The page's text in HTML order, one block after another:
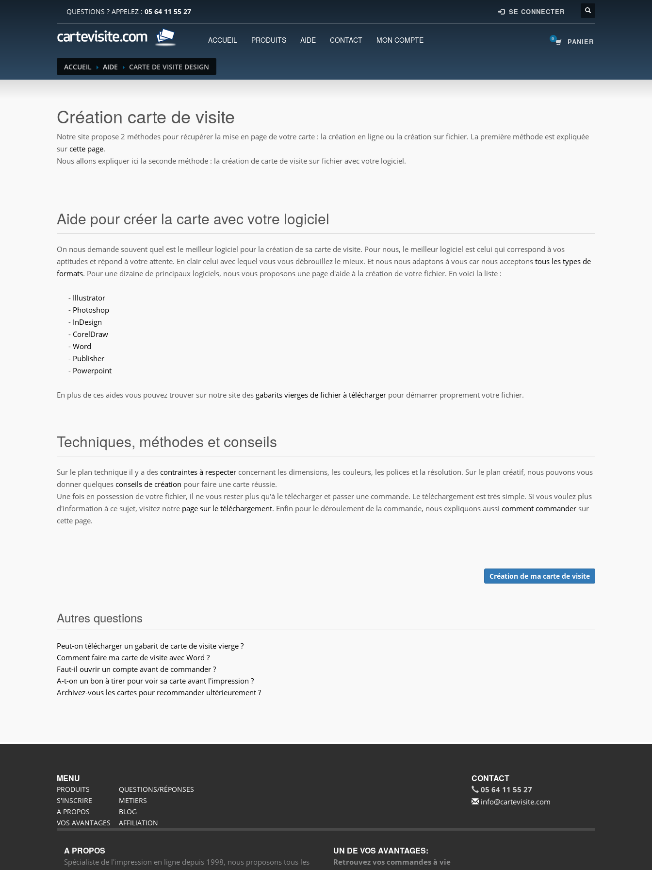
SE CONNECTER
QUESTIONS ? APPELEZ : 05 64 11 55 27
ACCUEIL PRODUITS AIDE CONTACT MON COMPTE PANIER
ACCUEIL AIDE CARTE DE VISITE DESIGN
Création carte de visite
Notre site propose 2 méthodes pour récupérer la mise en page de votre carte : la création en ligne ou la création sur fichier. La première méthode est expliquée
sur cette page.
Nous allons expliquer ici la seconde méthode : la création de carte de visite sur fichier avec votre logiciel.
Aide pour créer la carte avec votre logiciel
On nous demande souvent quel est le meilleur logiciel pour la création de sa carte de visite. Pour nous, le meilleur logiciel est celui qui correspond à vos
aptitudes et répond à votre attente. En clair celui avec lequel vous vous débrouillez le mieux. Et nous nous adaptons à vous car nous acceptons tous les types de
formats. Pour une dizaine de principaux logiciels, nous vous proposons une page d'aide à la création de votre fichier. En voici la liste :
- Illustrator
- Photoshop
- InDesign
- CorelDraw
- Word
- Publisher
- Powerpoint
En plus de ces aides vous pouvez trouver sur notre site des gabarits vierges de fichier à télécharger pour démarrer proprement votre fichier.
Techniques, méthodes et conseils
Sur le plan technique il y a des contraintes à respecter concernant les dimensions, les couleurs, les polices et la résolution. Sur le plan créatif, nous pouvons vous
donner quelques conseils de création pour faire une carte réussie.
Une fois en possession de votre fichier, il ne vous rester plus qu'à le télécharger et passer une commande. Le téléchargement est très simple. Si vous voulez plus
d'information à ce sujet, visitez notre page sur le téléchargement. Enfin pour le déroulement de la commande, nous expliquons aussi comment commander sur
cette page.
Création de ma carte de visite
Autres questions
Peut-on télécharger un gabarit de carte de visite vierge ?
Comment faire ma carte de visite avec Word ?
Faut-il ouvrir un compte avant de commander ?
A-t-on un bon à tirer pour voir sa carte avant l'impression ?
Archivez-vous les cartes pour recommander ultérieurement ?
MENU
PRODUITS
QUESTIONS/RÉPONSES
S'INSCRIRE
METIERS
A PROPOS
BLOG
VOS AVANTAGES
AFFILIATION
CONTACT
05 64 11 55 27
info@cartevisite.com
A PROPOS
Spécialiste de l'impression en ligne depuis 1998, nous proposons tous les
UN DE VOS AVANTAGES:
Retrouvez vos commandes à vie